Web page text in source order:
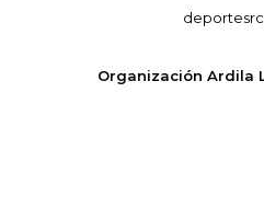
Organización Ardila